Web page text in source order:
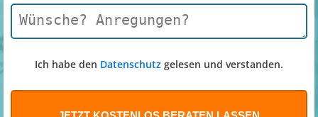
Ich habe den Datenschutz gelesen und verstanden.